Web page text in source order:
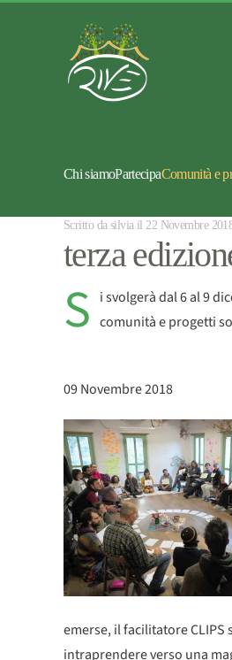
Chi siamoPartecipaComunità e
Scritto da silvia il22 Novembre
terza
S i svolgerà dal 6 al 9
comunità e progetti
09 Novembre 2018
emerse, il facilitatore
intraprendere verso una